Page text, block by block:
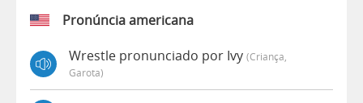
Pronúncia americana
Wrestle pronunciado por Ivy (criança,
Garota)